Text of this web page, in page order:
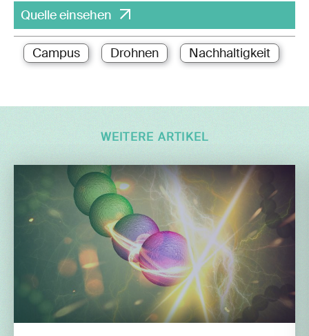
Quelle einsehen
Campus Drohnen Nachhaltigkeit
WEITERE ARTIKEL